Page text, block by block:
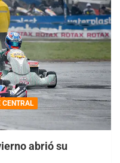
CENTRAL
abrió su